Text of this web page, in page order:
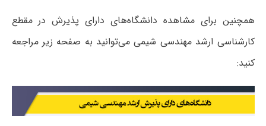
همچنین برای مشاهده دانشگاه‌های دارای پذیرش در مقطع
کارشناسی ارشد مهندسی شیمی می‌توانید به صفحه زیر مراجعه
کنید: